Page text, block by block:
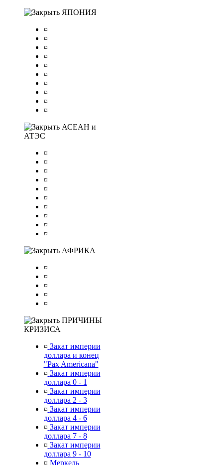
ЯПОНИЯ
¤
¤
¤
¤
¤
¤
¤
¤
¤
¤
АСЕАН и
АТЭС
¤
¤
¤
¤
¤
¤
¤
¤
¤
¤
АФРИКА
¤
¤
¤
¤
¤
ПРИЧИНЫ
КРИЗИСА
¤ Закат империи
доллара и конец
"Pax Americana"
¤ Закат империи
доллара 0 - 1
¤ Закат империи
доллара 2 - 3
¤ Закат империи
доллара 4 - 6
¤ Закат империи
доллара 7 - 8
¤ Закат империи
доллара 9 - 10
¤ Меркель